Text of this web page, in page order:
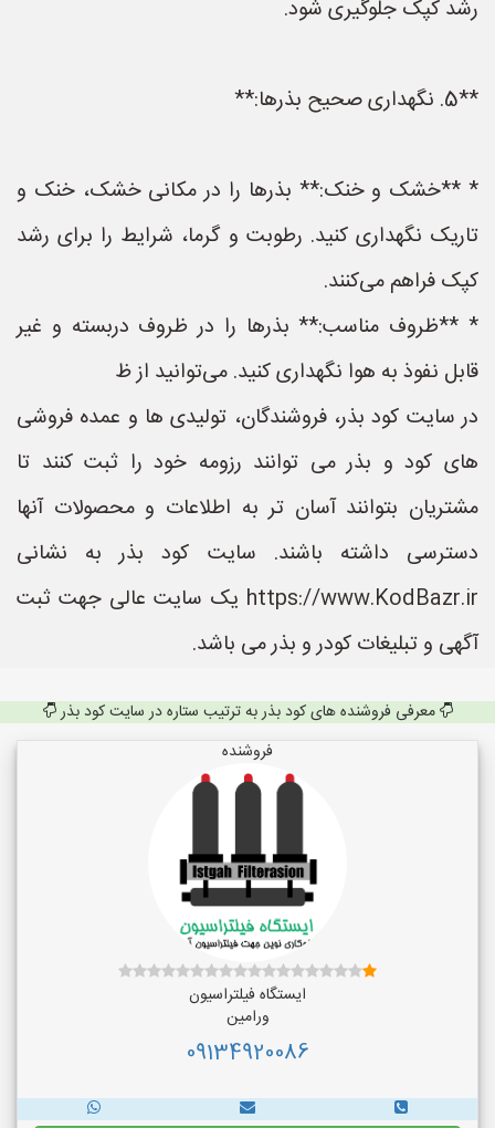
رشد کپک جلوگیری شود.
**5. نگهداری صحیح بذرها:**
* **خشک و خنک:** بذرها را در مکانی خشک، خنک و
تاریک نگهداری کنید. رطوبت و گرما، شرایط را برای رشد
کپک فراهم می‌کنند.
* **ظروف مناسب:** بذرها را در ظروف دربسته و غیر
قابل نفوذ به هوا نگهداری کنید. می‌توانید از ظ
در سایت کود بذر، فروشندگان، تولیدی ها و عمده فروشی
های کود و بذر می توانند رزومه خود را ثبت کنند تا
مشتریان بتوانند آسان تر به اطلاعات و محصولات آنها
دسترسی داشته باشند. سایت کود بذر به نشانی
https://www.KodBazr.ir یک سایت عالی جهت ثبت
آگهی و تبلیغات کودر و بذر می باشد.
معرفی فروشنده های کود بذر به ترتیب ستاره در سایت کود بذر
فروشنده
ایستگاه فیلتراسیون
ورامین
09134920086